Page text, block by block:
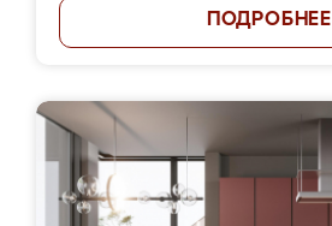
ПОДРОБНЕЕ